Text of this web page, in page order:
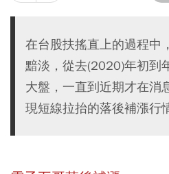
在台股扶搖直上的過程中
黯淡，從去(2020)年初到
大盤，一直到近期才在消
現短線拉抬的落後補漲行